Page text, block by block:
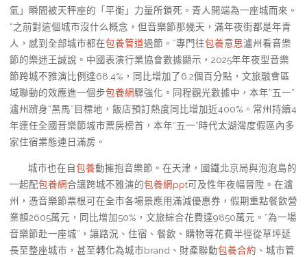
氣」瞬間被天秤座的「平衡」力量所鎖死。青人開端為一座城而來。
“之前對這個城市沒什么概念，但音樂節那幾天，滿年夜街都是年青
人，感到全部城市都在包養管道過節。”專門往包養意思瀘州看音樂
節的樂迷王誠說。中國表演行業協會數據顯示，2025年年夜型音樂
節跨城不雅演比例達68.4%，同比增加了6.2個百分點，文旅融會區
域聯動的效應進一個步包養網驟強化。同程觀光數據中，本年“五一”
瀘州躋身“黑馬”目標地，飯店預訂熱度同比增加近400%。常州持續4
年連任全國音樂節城市票房榜首，本年“五一”時代太湖灣度假區內多
家住宿業態連日滿房。
城市也在自包養動擁抱音樂節。在天津，國鐵北京局與泡泡島的
一起配包養網合讓跨城不雅演的包養網ppt可及性年夜幅晉陞。在瀘
州，憑音樂節票根可在全市各場景應用滿減優惠券，假期重點餐飲營
業額2605萬元，同比增加50%，文旅綜合花費達9850萬元。“為一場
音樂節赴一座城”，讓路況、住宿、餐飲、購物等花費半徑從草坪延
長至整座城市，甚至轉化為城市brand、財產聯動包養合約 、城市管